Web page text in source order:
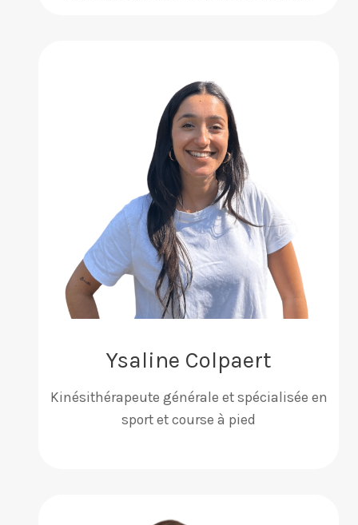
Ysaline Colpaert
Kinésithérapeute générale et spécialisée en
sport et course à pied